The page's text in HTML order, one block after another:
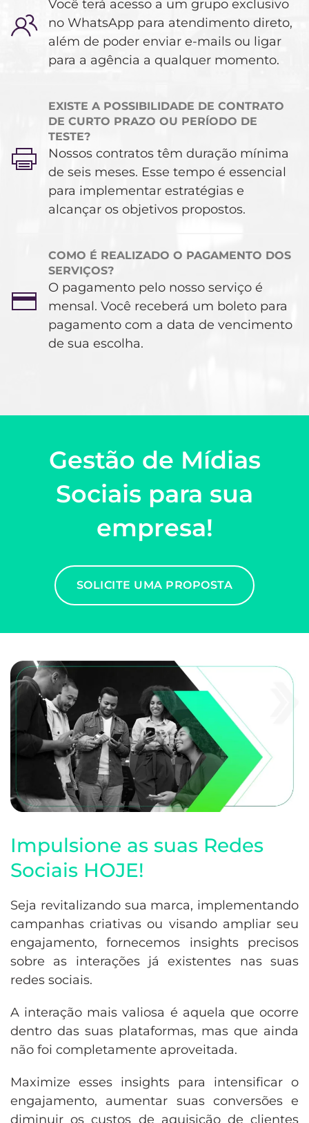
Você terá acesso a um grupo exclusivo
no WhatsApp para atendimento direto,
além de poder enviar e-mails ou ligar
para a agência a qualquer momento.
EXISTE A POSSIBILIDADE DE CONTRATO
DE CURTO PRAZO OU PERÍODO DE
TESTE?
Nossos contratos têm duração mínima
de seis meses. Esse tempo é essencial
para implementar estratégias e
alcançar os objetivos propostos.
COMO É REALIZADO O PAGAMENTO DOS
SERVIÇOS?
O pagamento pelo nosso serviço é
mensal. Você receberá um boleto para
pagamento com a data de vencimento
de sua escolha.
Gestão de Mídias
Sociais para sua
empresa!
SOLICITE UMA PROPOSTA
Impulsione as suas Redes
Sociais HOJE!
Seja revitalizando sua marca, implementando
campanhas criativas ou visando ampliar seu
engajamento, fornecemos insights precisos
sobre as interações já existentes nas suas
redes sociais.
A interação mais valiosa é aquela que ocorre
dentro das suas plataformas, mas que ainda
não foi completamente aproveitada.
Maximize esses insights para intensificar o
engajamento, aumentar suas conversões e
diminuir os custos de aquisição de clientes